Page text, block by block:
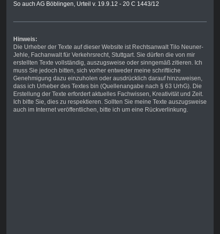
So auch AG Böblingen, Urteil v. 19.9.12 - 20 C 1443/12
Hinweis:
Die Urheber der Texte auf dieser Website ist Rechtsanwalt Tilo Neuner-
Jehle, Fachanwalt für Verkehrsrecht, Stuttgart. Sie dürfen die von mir
erstellten Texte vollständig, auszugsweise oder sinngemäß zitieren. Ich
muss Sie jedoch bitten, sich vorher entweder meine schriftliche
Genehmigung dazu einzuholen oder ausdrücklich darauf hinzuweisen,
dass ich Urheber des Textes bin (Quellenangabe nach § 63 UrhG). Die
Erstellung der Texte erfordert aktuelles Fachwissen, Kreativität und Zeit.
Ich bitte Sie, dies zu respektieren. Sollten Sie meine Texte auszugsweise
auch im Internet veröffentlichen, bitte ich um eine Rückverlinkung.